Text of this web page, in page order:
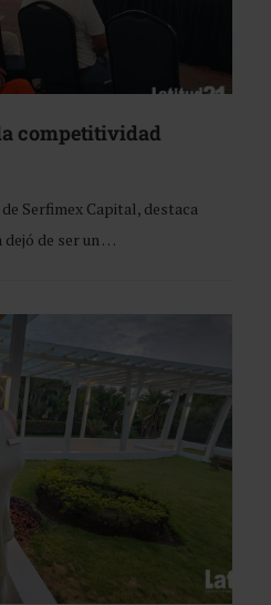
competitividad
Serfimex Capital, destaca
de ser un …